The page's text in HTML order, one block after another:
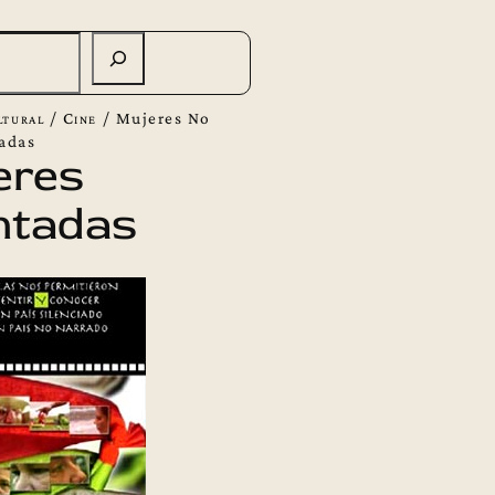
/ Cine / Mujeres No